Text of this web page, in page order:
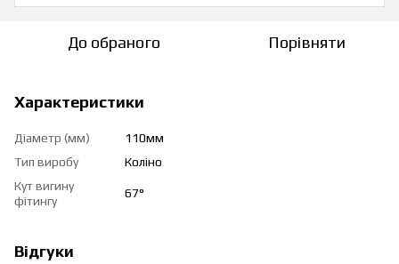
До обраного Порівняти
Характеристики
Діаметр (мм)
110мм
Тип виробу
Коліно
Кут вигину
фітингу
67°
Відгуки